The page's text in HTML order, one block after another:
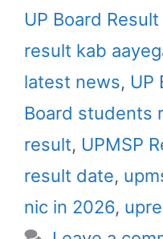
UP Board
result kab
latest news, UP
Board students
result, UPMSP
result date,
nic in 2026,